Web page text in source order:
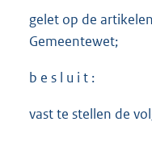
gelet op de
Gemeentewet;
b e s l u i t :
vast te stellen de